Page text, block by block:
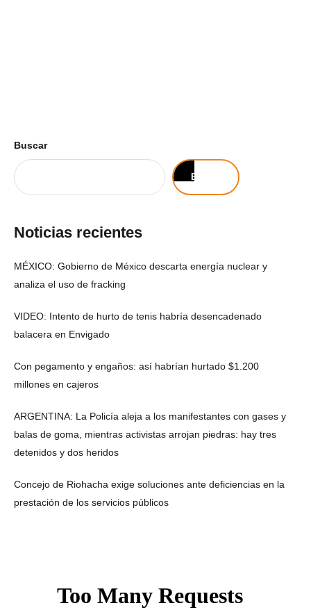
Buscar
Buscar
Noticias recientes
MÉXICO: Gobierno de México descarta energía nuclear y
analiza el uso de fracking
VIDEO: Intento de hurto de tenis habría desencadenado
balacera en Envigado
Con pegamento y engaños: así habrían hurtado $1.200
millones en cajeros
ARGENTINA: La Policía aleja a los manifestantes con gases y
balas de goma, mientras activistas arrojan piedras: hay tres
detenidos y dos heridos
Concejo de Riohacha exige soluciones ante deficiencias en la
prestación de los servicios públicos